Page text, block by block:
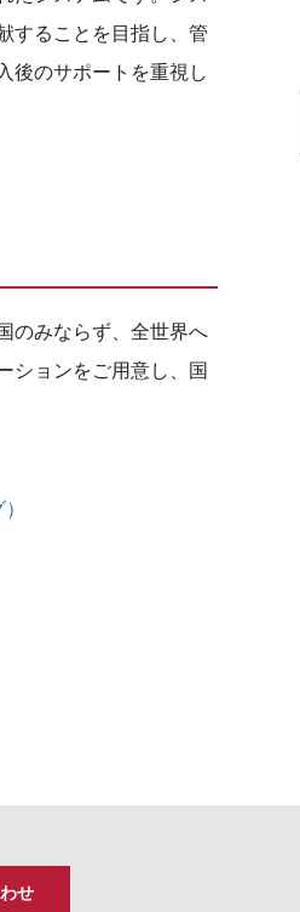
することを目指し、管
後のサポートを重視し
のみならず、全世界へ
ションをご用意し、国
せ